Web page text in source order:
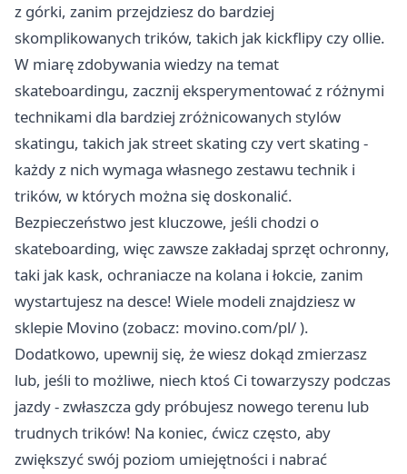
z górki, zanim przejdziesz do bardziej
skomplikowanych trików, takich jak kickflipy czy ollie.
W miarę zdobywania wiedzy na temat
skateboardingu, zacznij eksperymentować z różnymi
technikami dla bardziej zróżnicowanych stylów
skatingu, takich jak street skating czy vert skating -
każdy z nich wymaga własnego zestawu technik i
trików, w których można się doskonalić.
Bezpieczeństwo jest kluczowe, jeśli chodzi o
skateboarding, więc zawsze zakładaj sprzęt ochronny,
taki jak kask, ochraniacze na kolana i łokcie, zanim
wystartujesz na desce! Wiele modeli znajdziesz w
sklepie Movino (zobacz: movino.com/pl/ ).
Dodatkowo, upewnij się, że wiesz dokąd zmierzasz
lub, jeśli to możliwe, niech ktoś Ci towarzyszy podczas
jazdy - zwłaszcza gdy próbujesz nowego terenu lub
trudnych trików! Na koniec, ćwicz często, aby
zwiększyć swój poziom umiejętności i nabrać